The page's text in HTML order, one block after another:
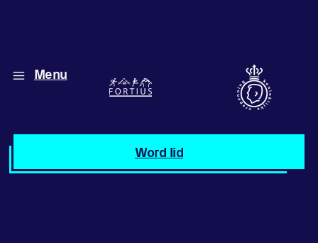
Menu
Word lid
Diverse disciplines
Atletiek